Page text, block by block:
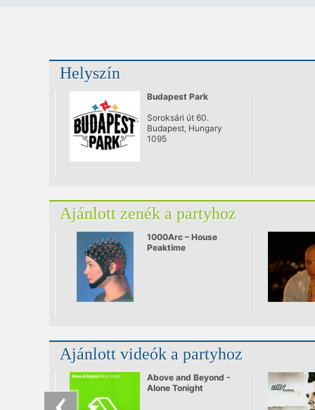
Helyszín
Budapest Park
Soroksári út 60.
Budapest, Hungary
1095
Ajánlott zenék a partyhoz
1000Arc – House
Peaktime
Ajánlott videók a partyhoz
Above and Beyond -
Alone Tonight